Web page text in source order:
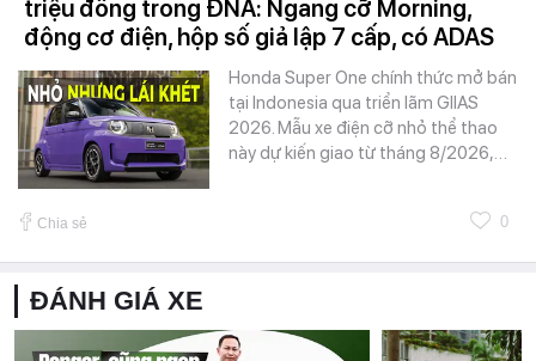
triệu đồng trong ĐNÁ: Ngang cỡ Morning,
động cơ điện, hộp số giả lập 7 cấp, có ADAS
Honda Super One chính thức mở bán
tại Indonesia qua triển lãm GIIAS
2026. Mẫu xe điện cỡ nhỏ thể thao
này dự kiến giao từ tháng 8/2026,…
Chia sẻ 0
ĐÁNH GIÁ XE